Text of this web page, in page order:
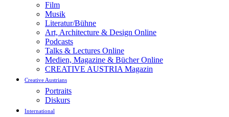
Film
Musik
Literatur/Bühne
Art, Architecture & Design Online
Podcasts
Talks & Lectures Online
Medien, Magazine & Bücher Online
CREATIVE AUSTRIA Magazin
Creative Austrians
Portraits
Diskurs
International